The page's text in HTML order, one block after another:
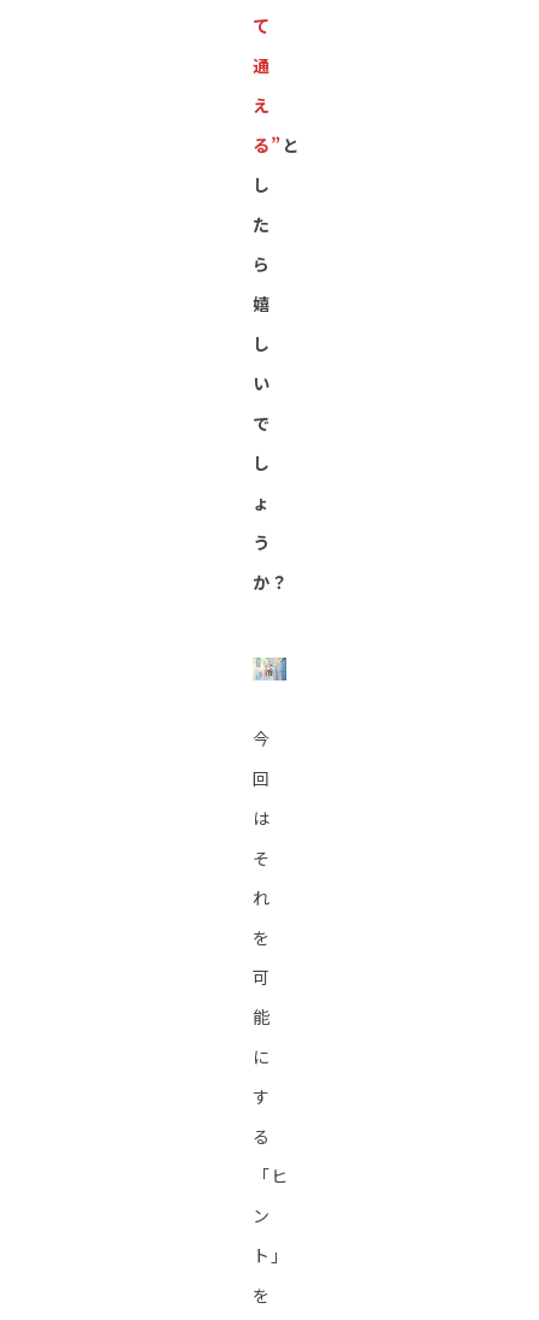
て
通
え
る” と
し
た
ら
嬉
し
い
で
し
ょ
う
か？
今
回
は
そ
れ
を
可
能
に
す
る
「ヒ
ン
ト」
を